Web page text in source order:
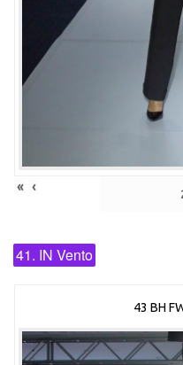
« ‹
41. IN Vento
43 BH